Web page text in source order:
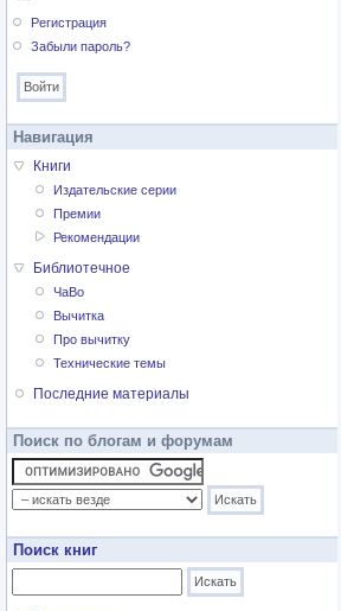
Регистрация
Забыли пароль?
Навигация
Книги
Издательские серии
Премии
Рекомендации
Библиотечное
ЧаВо
Вычитка
Про вычитку
Технические темы
Последние материалы
Поиск по блогам и форумам
Поиск книг